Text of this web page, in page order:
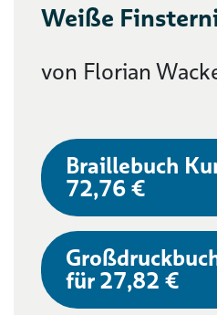
Weiße
von Florian
Braillebuch
72,76 €
für 27,82 €